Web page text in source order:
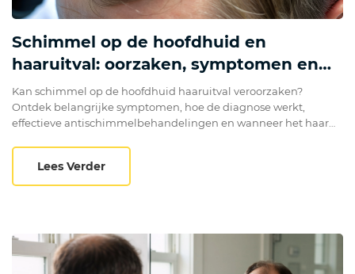
Schimmel op de hoofdhuid en
haaruitval: oorzaken, symptomen en
behandeling
Kan schimmel op de hoofdhuid haaruitval veroorzaken?
Ontdek belangrijke symptomen, hoe de diagnose werkt,
effectieve antischimmelbehandelingen en wanneer het haar
Lees VerderSchimmel op de hoofdhuid en